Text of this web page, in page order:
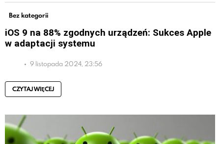
Bez kategorii
iOS 9 na 88% zgodnych urządzeń: Sukces Apple
w adaptacji systemu
9 listopada 2024, 23:56
CZYTAJ WIĘCEJ